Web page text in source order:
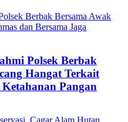
Polsek Berbak
Hangat Terkait
Pangan